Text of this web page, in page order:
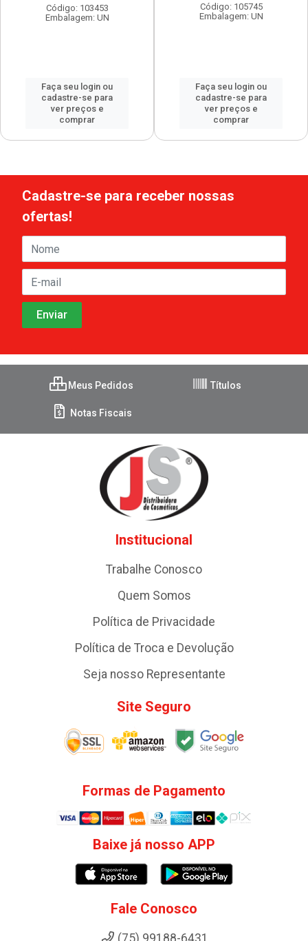
Código: 103453
Embalagem: UN
Faça seu login ou
cadastre-se para
ver preços e
comprar
Código: 105745
Embalagem: UN
Faça seu login ou
cadastre-se para
ver preços e
comprar
Cadastre-se para receber nossas
ofertas!
Meus Pedidos Títulos
Notas Fiscais
Institucional
Trabalhe Conosco
Quem Somos
Política de Privacidade
Política de Troca e Devolução
Seja nosso Representante
Site Seguro
Formas de Pagamento
Baixe já nosso APP
Fale Conosco